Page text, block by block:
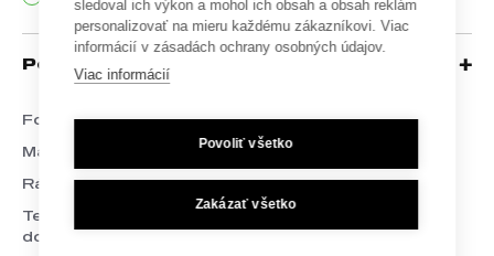
Popis
Formát: A3
Materiál: Papier Munken Pure Rough 170g
Rám nie je súčasťou balenia
Text na printe je v anglickom jazyku. / Print je
dostupný aj v slovenčine.
sledoval ich výkon a mohol ich obsah a obsah reklám
personalizovať na mieru každému zákazníkovi. Viac
informácií v zásadách ochrany osobných údajov.
Viac informácií
Povoliť všetko
Zakázať všetko